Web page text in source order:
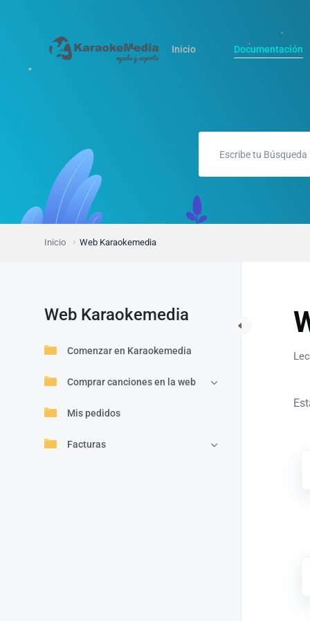
Inicio Documentación
Inicio Web Karaokemedia
Web Karaokemedia
Comenzar en Karaokemedia
Comprar canciones en la web
Mis pedidos
Facturas